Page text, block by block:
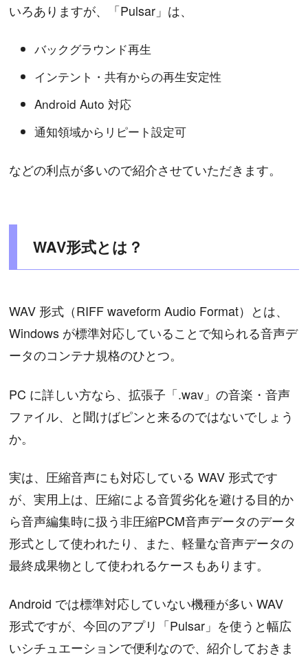
いろありますが、「Pulsar」は、
バックグラウンド再生
インテント・共有からの再生安定性
Android Auto 対応
通知領域からリピート設定可
などの利点が多いので紹介させていただきます。
WAV形式とは？
WAV 形式（RIFF waveform Audio Format）とは、
Windows が標準対応していることで知られる音声デ
ータのコンテナ規格のひとつ。
PC に詳しい方なら、拡張子「.wav」の音楽・音声
ファイル、と聞けばピンと来るのではないでしょう
か。
実は、圧縮音声にも対応している WAV 形式です
が、実用上は、圧縮による音質劣化を避ける目的か
ら音声編集時に扱う非圧縮PCM音声データのデータ
形式として使われたり、また、軽量な音声データの
最終成果物として使われるケースもあります。
Android では標準対応していない機種が多い WAV
形式ですが、今回のアプリ「Pulsar」を使うと幅広
いシチュエーションで便利なので、紹介しておきま